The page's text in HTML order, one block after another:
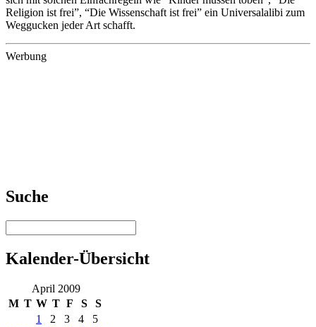
Religion ist frei”, “Die Wissenschaft ist frei” ein Universalalibi zum
Weggucken jeder Art schafft.
Werbung
Suche
Kalender-Übersicht
April 2009
M T W T F S
S
1
2 3 4
5